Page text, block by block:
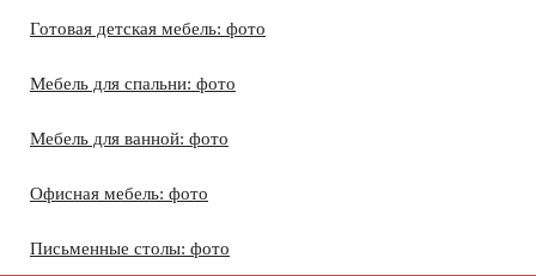
Готовая детская мебель: фото
Мебель для спальни: фото
Мебель для ванной: фото
Офисная мебель: фото
Письменные столы: фото